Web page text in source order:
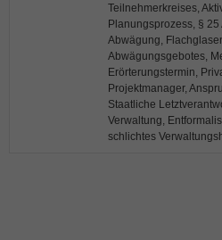
Teilnehmerkreises,
Planungsprozess, §
Abwägung,
Abwägungsgebotes,
Erörterungstermin,
Projektmanager,
Staatliche
Verwaltung,
schlichtes